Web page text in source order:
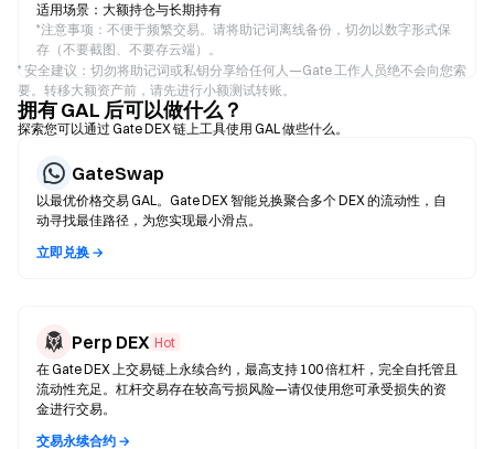
适用场景：大额持仓与长期持有
*注意事项：不便于频繁交易。请将助记词离线备份，切勿以数字形式保
存（不要截图、不要存云端）。
* 安全建议：切勿将助记词或私钥分享给任何人—Gate 工作人员绝不会向您索
要。转移大额资产前，请先进行小额测试转账。
拥有 GAL 后可以做什么？
探索您可以通过 Gate DEX 链上工具使用 GAL 做些什么。
GateSwap
以最优价格交易 GAL。Gate DEX 智能兑换聚合多个 DEX 的流动性，自
动寻找最佳路径，为您实现最小滑点。
立即兑换 →
Perp DEX Hot
在 Gate DEX 上交易链上永续合约，最高支持 100 倍杠杆，完全自托管且
流动性充足。杠杆交易存在较高亏损风险—请仅使用您可承受损失的资
金进行交易。
交易永续合约 →